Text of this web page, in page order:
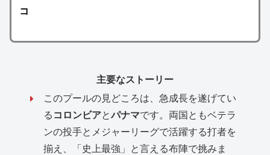
コ
主要なストーリー
このプールの見どころは、急成長を遂げてい
る コロンビアとパナマです。両国ともベテラ
ンの投手とメジャーリーグで活躍する打者を
揃え、「史上最強」と言える布陣で挑みま